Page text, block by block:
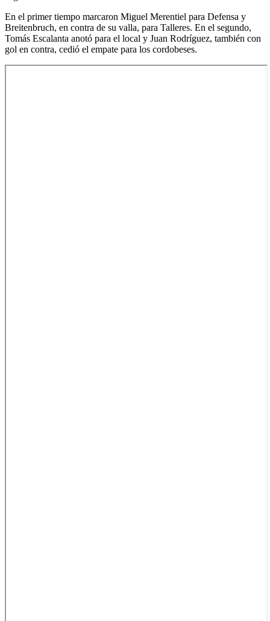
En el primer tiempo marcaron Miguel Merentiel para Defensa y
Breitenbruch, en contra de su valla, para Talleres. En el segundo,
Tomás Escalanta anotó para el local y Juan Rodríguez, también con
gol en contra, cedió el empate para los cordobeses.